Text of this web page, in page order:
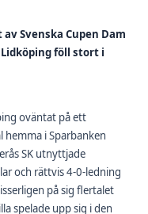
Svenska Cupen Dam
föll stort i
oväntat på ett
i Sparbanken
SK utnyttjade
och rättvis 4-0-ledning
på sig flertalet
spelade upp sig i den